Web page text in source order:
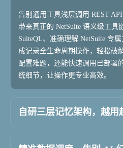
告别通用工具浅层调用 REST
带来真正的 NetSuite 语义级工具
SuiteQL、准确理解 NetSuite 专
成记录全生命周期操作，轻松破
配置难题，还能快速调用已部署
统细节，让操作更专业高效。
自研三层记忆架构，越用